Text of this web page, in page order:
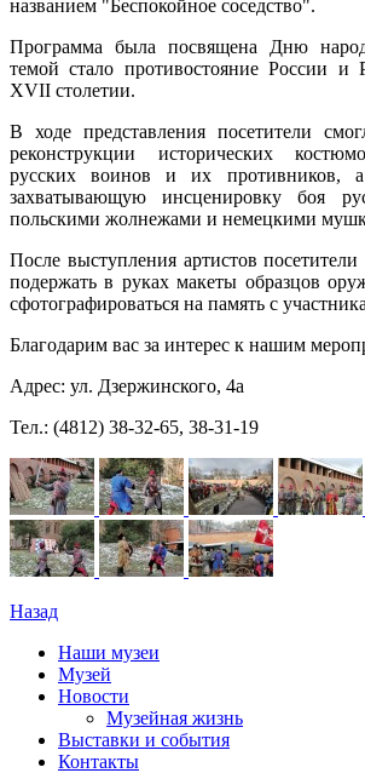
названием "Беспокойное соседство".
Программа была посвящена Дню
темой стало противостояние России и
XVII столетии.
В ходе представления посетители
реконструкции исторических
русских воинов и их противников,
захватывающую инсценировку боя
польскими жолнежами и немецкими
После выступления артистов
подержать в руках макеты образцов
сфотографироваться на память с
Благодарим вас за интерес к нашим
Адрес: ул. Дзержинского, 4а
Тел.: (4812) 38-32-65, 38-31-19
Назад
Наши музеи
Музей
Новости
Музейная жизнь
Выставки и события
Контакты